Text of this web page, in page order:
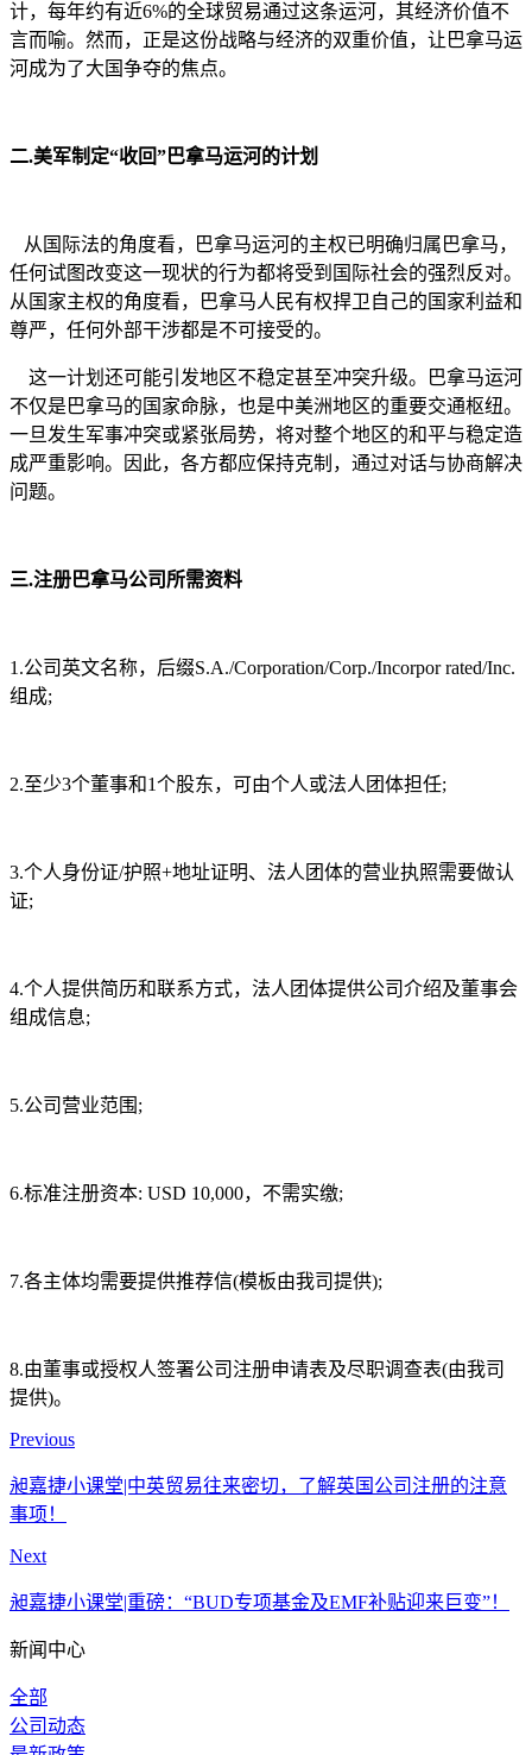
计，每年约有近6%的全球贸易通过这条运河，其经济价值不
言而喻。然而，正是这份战略与经济的双重价值，让巴拿马运
河成为了大国争夺的焦点。
二.美军制定“收回”巴拿马运河的计划
从国际法的角度看，巴拿马运河的主权已明确归属巴拿马，
任何试图改变这一现状的行为都将受到国际社会的强烈反对。
从国家主权的角度看，巴拿马人民有权捍卫自己的国家利益和
尊严，任何外部干涉都是不可接受的。
这一计划还可能引发地区不稳定甚至冲突升级。巴拿马运河
不仅是巴拿马的国家命脉，也是中美洲地区的重要交通枢纽。
一旦发生军事冲突或紧张局势，将对整个地区的和平与稳定造
成严重影响。因此，各方都应保持克制，通过对话与协商解决
问题。
三.注册巴拿马公司所需资料
1.公司英文名称，后缀S.A./Corporation/Corp./Incorpor rated/Inc.
组成;
2.至少3个董事和1个股东，可由个人或法人团体担任;
3.个人身份证/护照+地址证明、法人团体的营业执照需要做认
证;
4.个人提供简历和联系方式，法人团体提供公司介绍及董事会
组成信息;
5.公司营业范围;
6.标准注册资本: USD 10,000，不需实缴;
7.各主体均需要提供推荐信(模板由我司提供);
8.由董事或授权人签署公司注册申请表及尽职调查表(由我司
提供)。
Previous
昶嘉捷小课堂|中英贸易往来密切，了解英国公司注册的注意
事项！
Next
昶嘉捷小课堂|重磅：“BUD专项基金及EMF补贴迎来巨变”！
新闻中心
全部
公司动态